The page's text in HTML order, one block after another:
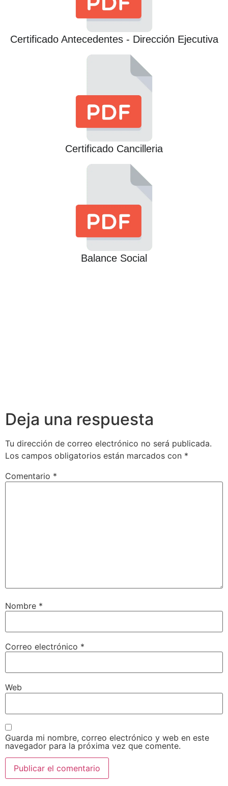
Certificado Antecedentes - Dirección Ejecutiva
Certificado Cancilleria
Balance Social
Deja una respuesta
Tu dirección de correo electrónico no será publicada.
Los campos obligatorios están marcados con *
Comentario *
Nombre *
Correo electrónico *
Web
Guarda mi nombre, correo electrónico y web en este
navegador para la próxima vez que comente.